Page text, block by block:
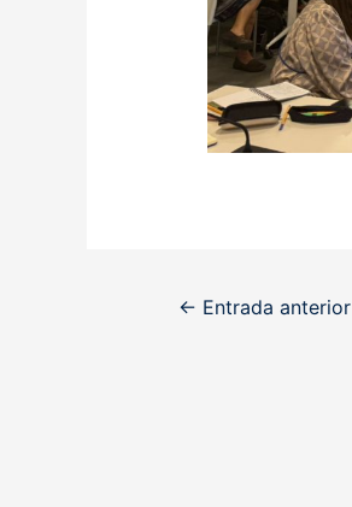
Navegación
← Entrada anterior